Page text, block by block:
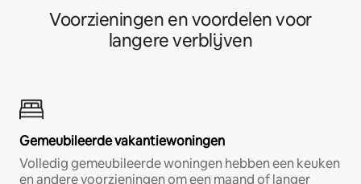
Voorzieningen en voordelen voor
langere verblijven
Gemeubileerde vakantiewoningen
Volledig gemeubileerde woningen hebben een keuken
en andere voorzieningen om een maand of langer